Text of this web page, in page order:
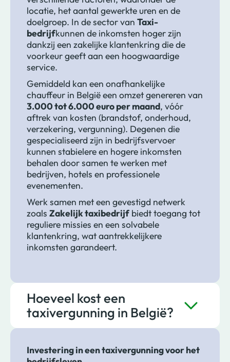
locatie, het aantal gewerkte uren en de
doelgroep. In de sector vanTaxi-
bedrijfkunnen de inkomsten hoger zijn
dankzij een zakelijke klantenkring die de
voorkeur geeft aan een hoogwaardige
service.
Gemiddeld kan een onafhankelijke
chauffeur in België een omzet genereren van
3.000 tot 6.000 euro per maand, vóór
aftrek van kosten (brandstof, onderhoud,
verzekering, vergunning). Degenen die
gespecialiseerd zijn in bedrijfsvervoer
kunnen stabielere en hogere inkomsten
behalen door samen te werken met
bedrijven, hotels en professionele
evenementen.
Werk samen met een gevestigd netwerk
zoalsZakelijk taxibedrijfbiedt toegang tot
reguliere missies en een solvabele
klantenkring, wat aantrekkelijkere
inkomsten garandeert.
Hoeveel kost een
taxivergunning in België?
Investering in een taxivergunning voor het